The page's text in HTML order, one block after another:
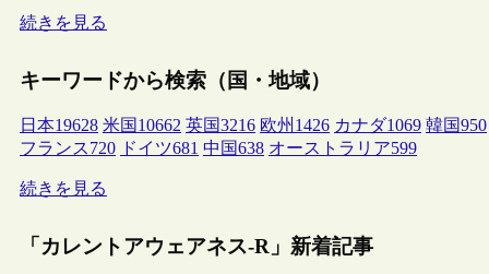
続きを見る
キーワードから検索（国・地域）
日本19628 米国 10662 英国3216 欧州 1426 カナダ1069 韓国950
フランス720 ドイツ681 中国638 オーストラリア599
続きを見る
「カレントアウェアネス-R」新着記事